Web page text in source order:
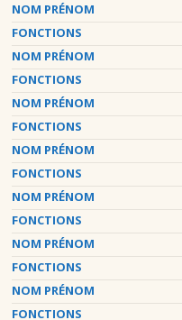
NOM PRÉNOM
FONCTIONS
NOM PRÉNOM
FONCTIONS
NOM PRÉNOM
FONCTIONS
NOM PRÉNOM
FONCTIONS
NOM PRÉNOM
FONCTIONS
NOM PRÉNOM
FONCTIONS
NOM PRÉNOM
FONCTIONS